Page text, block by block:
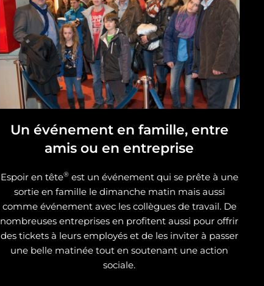
Un événement en famille, entre
amis ou en entreprise
Espoir en tête®est un événement qui se prête à une
sortie en famille le dimanche matin mais aussi
comme événement avec les collègues de travail. De
nombreuses entreprises en profitent aussi pour offrir
des tickets à leurs employés et de les inviter à passer
une belle matinée tout en soutenant une action
sociale.